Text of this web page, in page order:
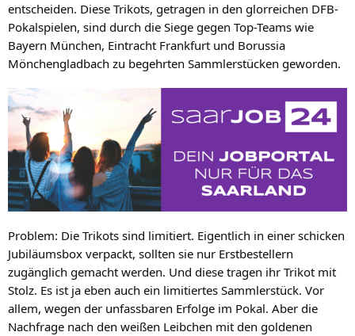
entscheiden. Diese Trikots, getragen in den glorreichen DFB-
Pokalspielen, sind durch die Siege gegen Top-Teams wie
Bayern München, Eintracht Frankfurt und Borussia
Mönchengladbach zu begehrten Sammlerstücken geworden.
Problem: Die Trikots sind limitiert. Eigentlich in einer schicken
Jubiläumsbox verpackt, sollten sie nur Erstbestellern
zugänglich gemacht werden. Und diese tragen ihr Trikot mit
Stolz. Es ist ja eben auch ein limitiertes Sammlerstück. Vor
allem, wegen der unfassbaren Erfolge im Pokal. Aber die
Nachfrage nach den weißen Leibchen mit den goldenen